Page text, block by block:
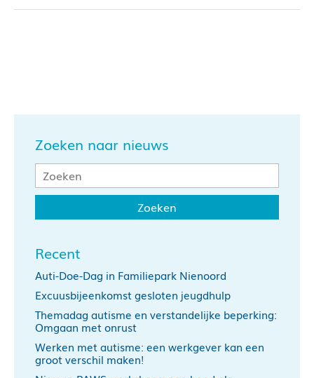
Zoeken naar nieuws
Recent
Auti-Doe-Dag in Familiepark Nienoord
Excuusbijeenkomst gesloten jeugdhulp
Themadag autisme en verstandelijke beperking:
Omgaan met onrust
Werken met autisme: een werkgever kan een
groot verschil maken!